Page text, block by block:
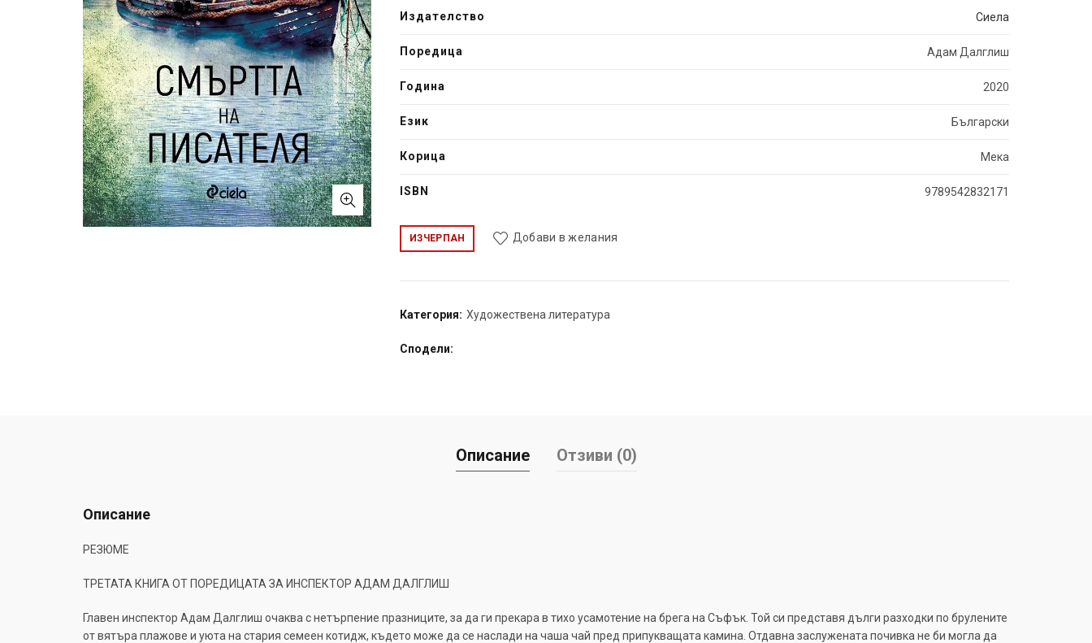
Издателство Сиела
Поредица Адам Далглиш
Година 2020
Език Български
Корица Мека
ISBN 9789542832171
ИЗЧЕРПАН Добави в желания
Категория: Художествена литература
Сподели
Описание Отзиви (0)
Описание
РЕЗЮМЕ
ТРЕТАТА КНИГА ОТ ПОРЕДИЦАТА ЗА ИНСПЕКТОР АДАМ ДАЛГЛИШ
Главен инспектор Адам Далглиш очаква с нетърпение празниците, за да ги прекара в тихо усамотение на брега на Съфък. Той си представя дълги разходки по брулените
от вятъра плажове и уюта на стария семеен котидж, където може да се наслади на чаша чай пред припукващата камина. Отдавна заслужената почивка не би могла да